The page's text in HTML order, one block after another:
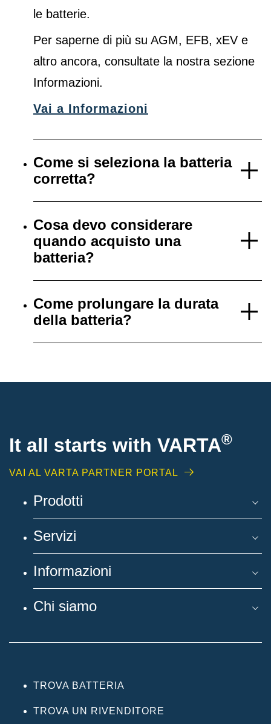
le batterie.
Per saperne di più su AGM, EFB, xEV e
altro ancora, consultate la nostra sezione
Informazioni.
Vai a Informazioni
Come si seleziona la batteria
corretta?
Cosa devo considerare
quando acquisto una
batteria?
Come prolungare la durata
della batteria?
It all starts with VARTA®
VAI AL VARTA PARTNER PORTAL
Prodotti
Servizi
Informazioni
Chi siamo
TROVA BATTERIA
TROVA UN RIVENDITORE